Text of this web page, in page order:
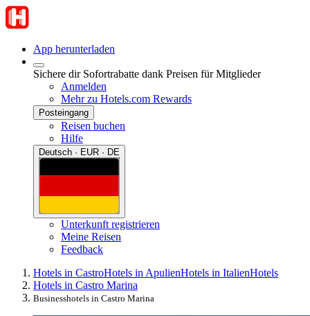
App herunterladen
Sichere dir Sofortrabatte dank Preisen für Mitglieder
Anmelden
Mehr zu Hotels.com Rewards
Posteingang
Reisen buchen
Hilfe
Deutsch · EUR · DE
Unterkunft registrieren
Meine Reisen
Feedback
Hotels in CastroHotels in ApulienHotels in ItalienHotels
Hotels in Castro Marina
Businesshotels in Castro Marina